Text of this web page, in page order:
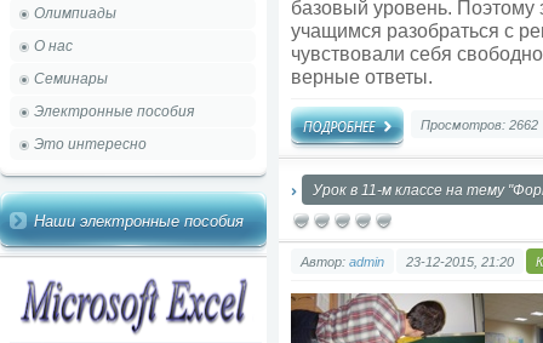
Олимпиады
О нас
Семинары
Электронные пособия
Это интересно
Наши электронные пособия
базовый уровень.
учащимся разобраться с
чувствовали себя
верные ответы.
Просмотров: 2662
Урок в 11-м классе на тему
Автор: admin 23-12-2015, 21:20